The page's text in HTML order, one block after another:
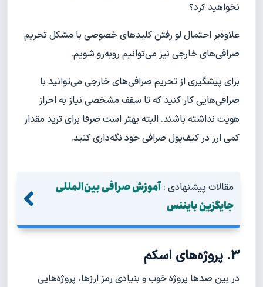
نخواهید کرد؟
علاوه‌بر احتمال لو رفتن کلیدهای خصوصی با مشکل تحریم
صرافی‌های خارجی نیز می‌توانیم روبه‌رو شویم.
برای پیشگیری از تحریم صرافی‌های خارجی می‌توانید با
صرافی‌هایی کار کنید که تا سقف مشخصی نیاز به احراز
هویت نداشته باشند. البته بهتر است صرفا برای ترید مقدار
کمی ارز در کیف‌پول صرافی خود نگه‌داری کنید.
مقالات پیشنهادی : آموزش صرافی بین‌المللی
جایگزین بایننس
3. پروژه‌های اسکم
در بین صدها پروژه خوب و بنیادی رمز ارزها، پروژه‌هایی